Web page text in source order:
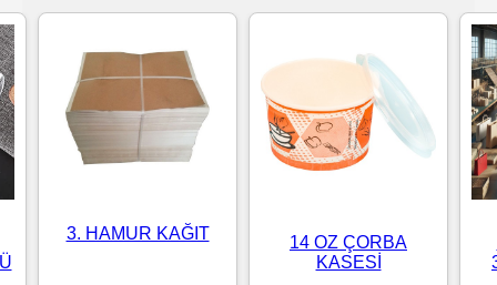
Su
Bazlı
Mendiller
Kolonyalı
Standart
3. HAMUR KAĞIT
14 OZ ÇORBA
KASESİ